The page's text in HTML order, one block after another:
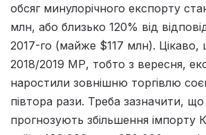
обсяг минулорічного експорту
млн, або близько 120% від
2017-го (майже $117 млн). Цікаво,
2018/2019 МР, тобто з вересня,
наростили зовнішню торгівлю
півтора рази. Треба зазначити,
прогнозують збільшення імпорту